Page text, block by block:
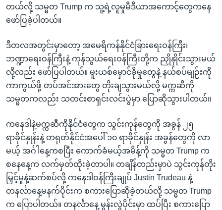
တယ်လို့ သမ္မတ Trump က သူ့ရဲ့လူမှုမီဒီယာအကောင့်တွေကနေ
ဖော်ပြခဲ့ပါတယ်။
ဒီတလအတွင်းမှာတော့ အမေရိကန်နိုင်ငံခြားရေးဝန်ကြီး၊
ဘဏ္ဍာရေးဝန်ကြီးနဲ့ ကုန်သွယ်ရေးဝန်ကြီးတို့က ညှိုနှိုင်းသွားမယ်
လို့လည်း ဖော်ပြပါတယ်။ မူးယစ်မှောင်ခိုမှုတွေနဲ့ နယ်စပ်မျဉ်းကို
ကာကွယ်ဖို့ တပ်အင်အားတွေ တိုးချသွားမယ်လို့ မက္ကဆီကို
သမ္မတကလည်း သတင်းစာရှင်းလင်းပွဲမှာ ပြောဆိုသွားပါတယ်။
ကနေဒါနဲ့မက္ကဆီကိုနိုင်ငံတွေက သွင်းကုန်တွေကို အခွန် ၂၅
ရာခိုင်နှုန်းနဲ့ တရုတ်နိုင်ငံအပေါ် ၁၀ ရာခိုင်နှုန်း အခွန်တွေကို လာ
မယ့် အင်္ဂါနေ့ကစပြီး ကောက်ခံမယ့်အမိန့်ကို သမ္မတ Trump က
စနေနေ့က လက်မှတ်ထိုးခဲ့တာပါ။ တချိန်တည်းမှာပဲ သွင်းကုန်တိုး
မြှင့်မှုနဲ့ဆက်စပ်လို့ ကနေဒါဝန်ကြီးချုပ် Justin Trudeau နဲ့
တနင်္လာနေ့မနက်ပိုင်းက စကားပြောဆိုခဲ့တယ်လို့ သမ္မတ Trump
က ပြောပါတယ်။ တနင်္လာနေ့ မွန်းလွဲပိုင်းမှာ ထပ်ပြီး စကားပြော